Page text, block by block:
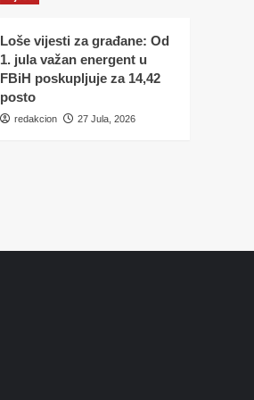
Loše vijesti za građane: Od
1. jula važan energent u
FBiH poskupljuje za 14,42
posto
redakcion 27 Jula, 2026